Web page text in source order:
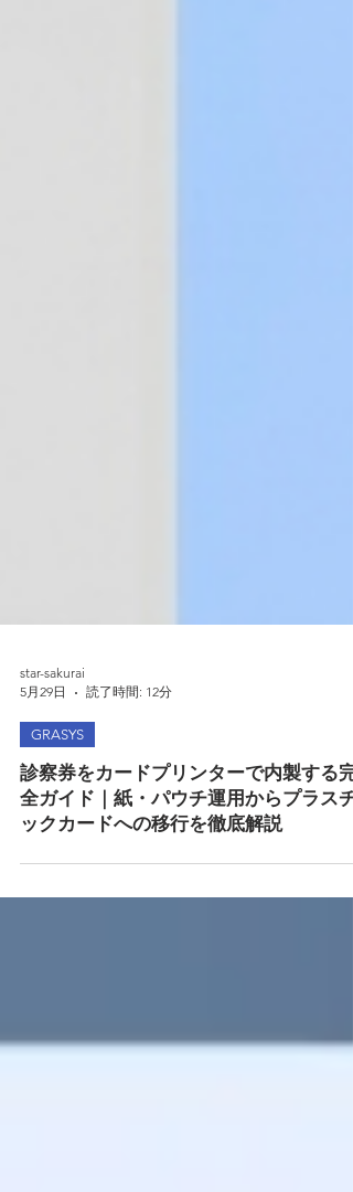
star-sakurai
5月29日
読了時間: 12分
GRASYS
ックカードへの移行を徹底解説